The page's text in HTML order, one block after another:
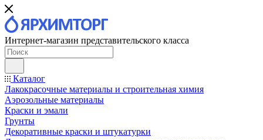
Интернет-магазин представительского класса
Каталог
Лакокрасочные материалы и строительная химия
Аэрозольные материалы
Краски и эмали
Грунты
Декоративные краски и штукатурки